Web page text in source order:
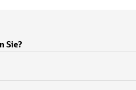
Sie?